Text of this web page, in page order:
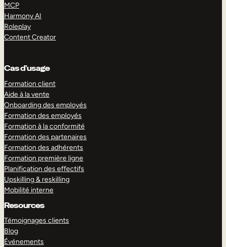
MCP
Harmony AI
Roleplay
Content Creator
Cas d’usage
Formation client
Aide à la vente
Onboarding des employés
Formation des employés
Formation à la conformité
Formation des partenaires
Formation des adhérents
Formation première ligne
Planification des effectifs
Upskilling & reskilling
Mobilité interne
Resources
Témoignages clients
Blog
Événements